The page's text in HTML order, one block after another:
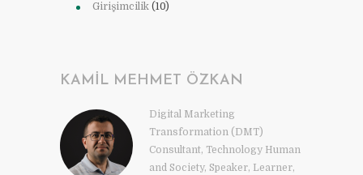
Girişimcilik (10)
KAMIL MEHMET ÖZKAN
Digital Marketing
Transformation (DMT)
Consultant, Technology Human
and Society, Speaker, Learner,